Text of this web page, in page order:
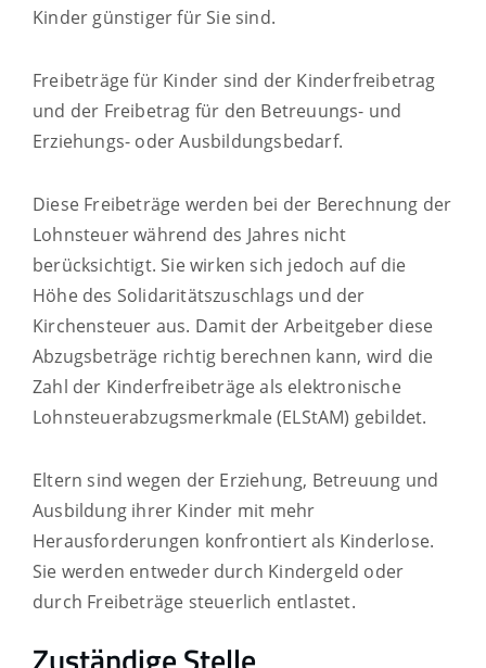
Kinder günstiger für Sie sind.
Freibeträge für Kinder sind der Kinderfreibetrag
und der Freibetrag für den Betreuungs- und
Erziehungs- oder Ausbildungsbedarf.
Diese Freibeträge werden bei der Berechnung der
Lohnsteuer während des Jahres nicht
berücksichtigt. Sie wirken sich jedoch auf die
Höhe des Solidaritätszuschlags und der
Kirchensteuer aus. Damit der Arbeitgeber diese
Abzugsbeträge richtig berechnen kann, wird die
Zahl der Kinderfreibeträge als elektronische
Lohnsteuerabzugsmerkmale (ELStAM) gebildet.
Eltern sind wegen der Erziehung, Betreuung und
Ausbildung ihrer Kinder mit mehr
Herausforderungen konfrontiert als Kinderlose.
Sie werden entweder durch Kindergeld oder
durch Freibeträge steuerlich entlastet.